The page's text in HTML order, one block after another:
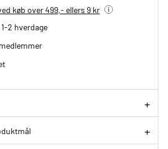
køb over 499,- ellers 9 kr
2 hverdage